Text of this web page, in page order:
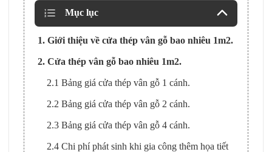
Mục lục
1. Giới thiệu về cửa thép vân gỗ bao nhiêu 1m2.
2. Cửa thép vân gỗ bao nhiêu 1m2.
2.1 Bảng giá cửa thép vân gỗ 1 cánh.
2.2 Bảng giá cửa thép vân gỗ 2 cánh.
2.3 Bảng giá cửa thép vân gỗ 4 cánh.
2.4 Chi phí phát sinh khi gia công thêm họa tiết